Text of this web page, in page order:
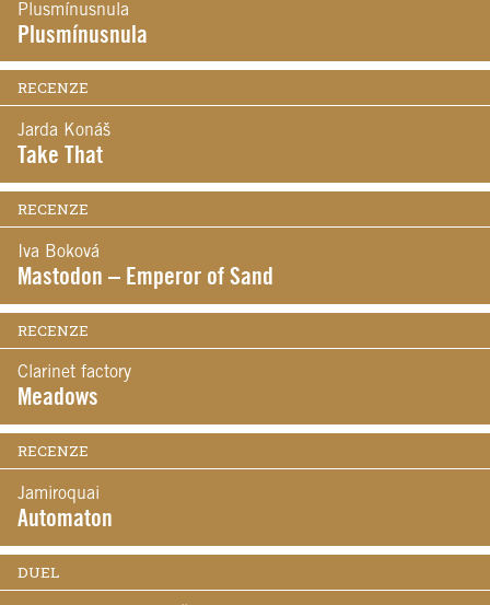
Plusmínusnula
Plusmínusnula
RECENZE
Jarda Konáš
Take That
RECENZE
Iva Boková
Mastodon – Emperor of Sand
RECENZE
Clarinet factory
Meadows
RECENZE
Jamiroquai
Automaton
DUEL